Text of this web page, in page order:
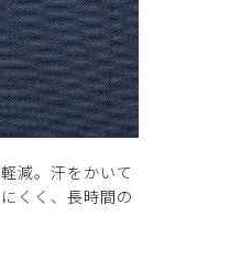
減。汗をかいて
くく、長時間の